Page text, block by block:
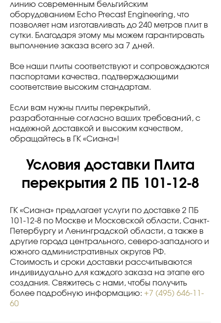
линию современным бельгийским
оборудованием Echo Precast Engineering, что
позволяет нам изготавливать до 240 метров плит в
сутки. Благодаря этому мы можем гарантировать
выполнение заказа всего за 7 дней.
Все наши плиты соответствуют и сопровождаются
паспортами качества, подтверждающими
соответствие высоким стандартам.
Если вам нужны плиты перекрытий,
разработанные согласно ваших требований, с
надежной доставкой и высоким качеством,
обращайтесь в ГК «Сиана»!
Условия доставки Плита
перекрытия 2 ПБ 101-12-8
ГК «Сиана» предлагает услуги по доставке 2 ПБ
101-12-8 по Москве и Московской области, Санкт-
Петербургу и Ленинградской области, а также в
другие города центрального, северо-западного и
южного административных округов РФ.
Стоимость и сроки доставки рассчитываются
индивидуально для каждого заказа на этапе его
создания. Свяжитесь с нами, чтобы получить
более подробную информацию: +7 (495) 646-11-
60